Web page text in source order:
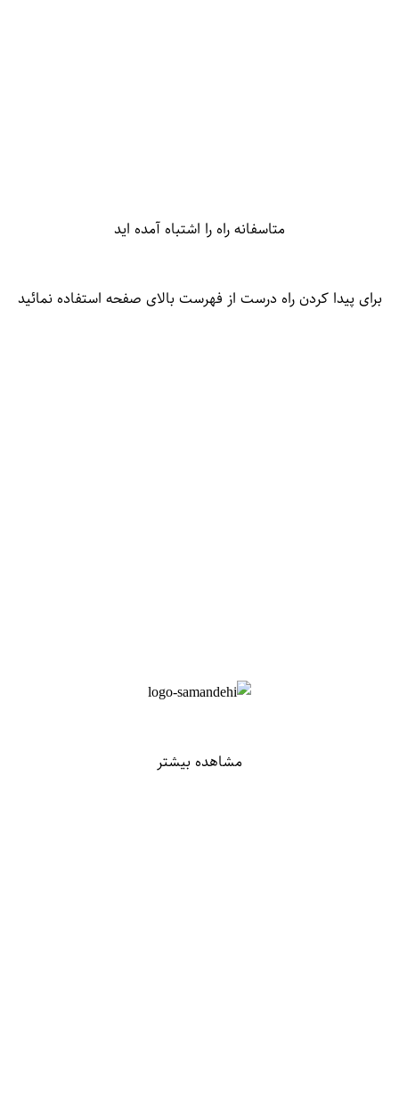
متاسفانه راه را اشتباه آمده اید
برای پیدا کردن راه درست از فهرست بالای صفحه استفاده نمائید
مشاهده بیشتر